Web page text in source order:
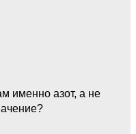
именно азот, а не